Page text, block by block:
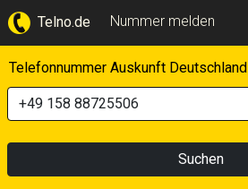
Telno.de Nummer melden
Telefonnummer Auskunft Deutschland
Suchen